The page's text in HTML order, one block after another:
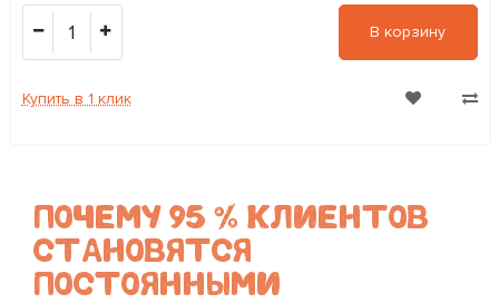
1 В корзину
Купить в 1 клик
ПОЧЕМУ 95 % КЛИЕНТОВ
СТАНОВЯТСЯ
ПОСТОЯННЫМИ